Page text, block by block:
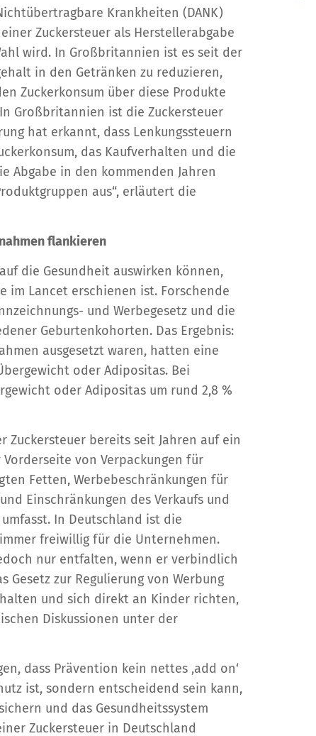
Krankheiten (DANK)
Zuckersteuer als Herstellerabgabe
wird. In Großbritannien ist es seit der
in den Getränken zu reduzieren,
Zuckerkonsum über diese Produkte
Großbritannien ist die Zuckersteuer
hat erkannt, dass Lenkungssteuern
das Kaufverhalten und die
Abgabe in den kommenden Jahren
aus“, erläutert die
flankieren
die Gesundheit auswirken können,
im Lancet erschienen ist. Forschende
und Werbegesetz und die
Geburtenkohorten. Das Ergebnis:
ausgesetzt waren, hatten eine
oder Adipositas. Bei
oder Adipositas um rund 2,8 %
Zuckersteuer bereits seit Jahren auf ein
von Verpackungen für
Fetten, Werbebeschränkungen für
Einschränkungen des Verkaufs und
In Deutschland ist die
freiwillig für die Unternehmen.
nur entfalten, wenn er verbindlich
Gesetz zur Regulierung von Werbung
und sich direkt an Kinder richten,
Diskussionen unter der
dass Prävention kein nettes ‚add on‘
ist, sondern entscheidend sein kann,
und das Gesundheitssystem
Zuckersteuer in Deutschland